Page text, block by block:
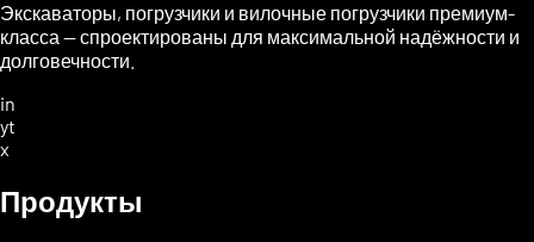
Экскаваторы, погрузчики и вилочные погрузчики премиум-
класса — спроектированы для максимальной надёжности и
долговечности.
in
yt
x
Продукты